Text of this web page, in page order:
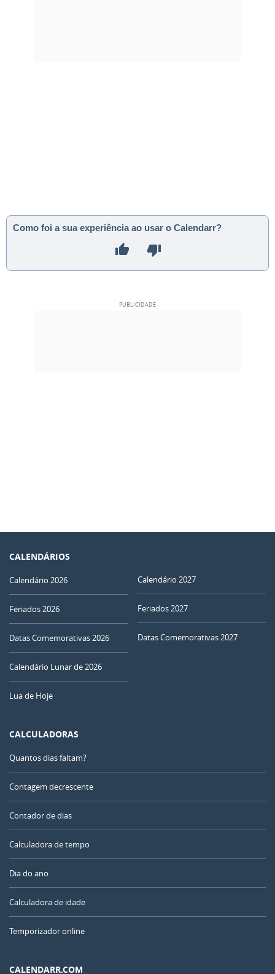
Como foi a sua experiência ao usar o Calendarr?
CALENDÁRIOS
Calendário 2026
Feriados 2026
Datas Comemorativas 2026
Calendário Lunar de 2026
Lua de Hoje
Calendário 2027
Feriados 2027
Datas Comemorativas 2027
CALCULADORAS
Quantos dias faltam?
Contagem decrescente
Contador de dias
Calculadora de tempo
Dia do ano
Calculadora de idade
Temporizador online
CALENDARR.COM